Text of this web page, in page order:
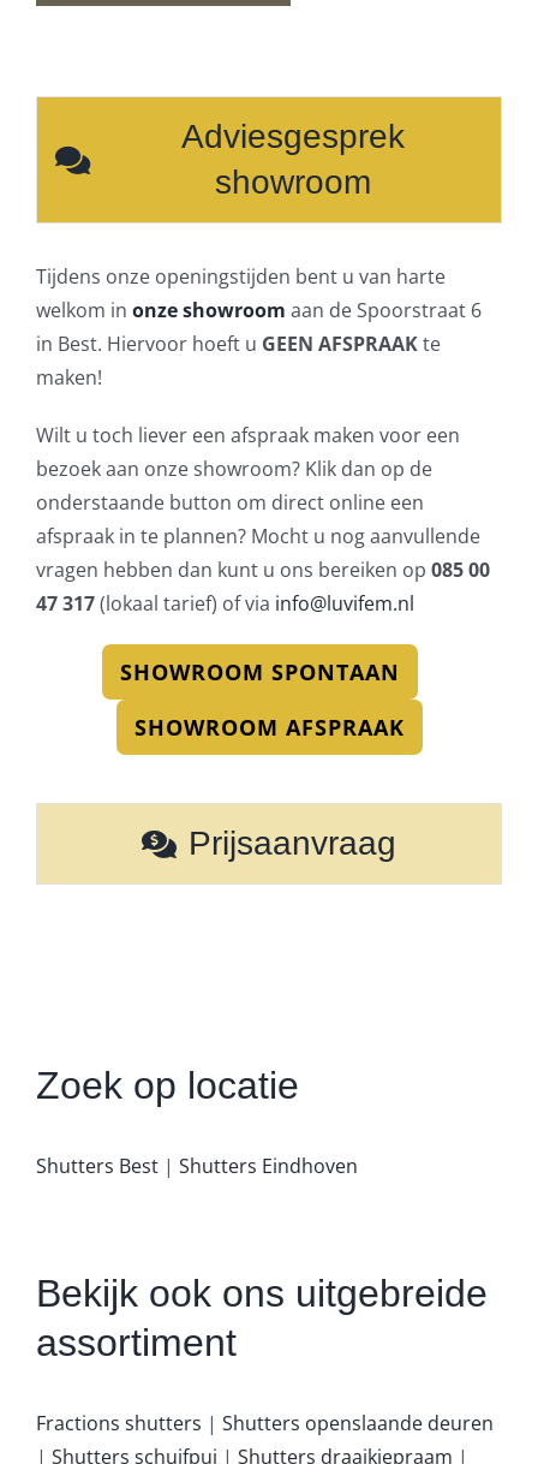
Adviesgesprek
showroom
Tijdens onze openingstijden bent u van harte
welkom in onze showroom aan de Spoorstraat 6
in Best. Hiervoor hoeft u GEEN AFSPRAAKte
maken!
Wilt u toch liever een afspraak maken voor een
bezoek aan onze showroom? Klik dan op de
onderstaande button om direct online een
afspraak in te plannen? Mocht u nog aanvullende
vragen hebben dan kunt u ons bereiken op 085 00
47 317(lokaal tarief) of via info@luvifem.nl
SHOWROOM SPONTAAN
SHOWROOM AFSPRAAK
Prijsaanvraag
Zoek op locatie
Shutters Best| Shutters Eindhoven
Bekijk ook ons uitgebreide
assortiment
Fractions shutters | Shutters openslaande deuren
| Shutters schuifpui | Shutters draaikiepraam |